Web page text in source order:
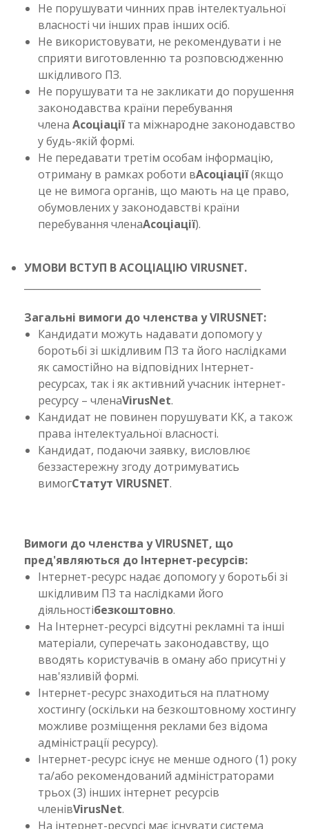
Не порушувати чинних прав інтелектуальної
власності чи інших прав інших осіб.
Не використовувати, не рекомендувати і не
сприяти виготовленню та розповсюдженню
шкідливого ПЗ.
Не порушувати та не закликати до порушення
законодавства країни перебування
члена Асоціаціїта міжнародне законодавство
у будь-якій формі.
Не передавати третім особам інформацію,
отриману в рамках роботи вАсоціації(якщо
це не вимога органів, що мають на це право,
обумовлених у законодавстві країни
перебування членаАсоціації).
УМОВИ ВСТУП В АСОЦІАЦІЮ VIRUSNET.
Загальні вимоги до членства у VIRUSNET:
Кандидати можуть надавати допомогу у
боротьбі зі шкідливим ПЗ та його наслідками
як самостійно на відповідних Інтернет-
ресурсах, так і як активний учасник інтернет-
ресурсу – членаVirusNet.
Кандидат не повинен порушувати КК, а також
права інтелектуальної власності.
Кандидат, подаючи заявку, висловлює
беззастережну згоду дотримуватись
вимогСтатут VIRUSNET.
Вимоги до членства у VIRUSNET, що
пред'являються до Інтернет-ресурсів:
Інтернет-ресурс надає допомогу у боротьбі зі
шкідливим ПЗ та наслідками його
діяльностібезкоштовно.
На Інтернет-ресурсі відсутні рекламні та інші
матеріали, суперечать законодавству, що
вводять користувачів в оману або присутні у
нав'язливій формі.
Інтернет-ресурс знаходиться на платному
хостингу (оскільки на безкоштовному хостингу
можливе розміщення реклами без відома
адміністрації ресурсу).
Інтернет-ресурс існує не менше одного (1) року
та/або рекомендований адміністраторами
трьох (3) інших інтернет ресурсів
членівVirusNet.
На інтернет-ресурсі має існувати система